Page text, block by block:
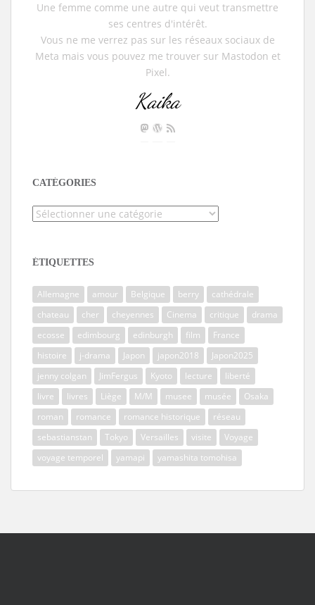
Une femme comme une autre qui veut transmettre
ses centres d'intérêt.
Vous ne me verrez pas sur les réseaux sociaux de
Meta mais vous pouvez me trouver sur Mastodon et
Pixel.
Kaika
CATÉGORIES
Catégories
ÉTIQUETTES
Allemagne amour Belgique berry
cathédrale
chateau
cher cheyennes Cinema critique
drama
ecosse
edimbourg edinburgh film
France
histoire
j-drama Japon japon2018
Japon2025
jenny colgan
JimFergus Kyoto lecture
liberté
livre
livres Liège M/M musee musée
Osaka
roman
romance romance historique
réseau
sebastianstan
Tokyo Versailles visite
Voyage
voyage temporel
yamapi yamashita tomohisa